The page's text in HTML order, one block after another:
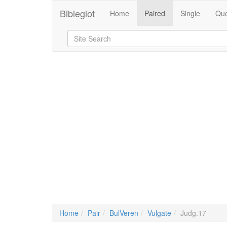
Bibleglot Home Paired Single
Home Pair BulVeren Vulgate Judg.17